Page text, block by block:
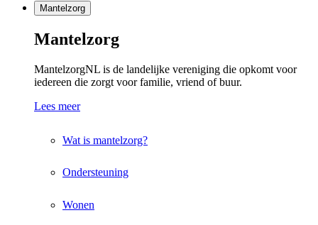
Mantelzorg
Mantelzorg
MantelzorgNL is de landelijke vereniging die opkomt voor
iedereen die zorgt voor familie, vriend of buur.
Lees meer
Wat is mantelzorg?
Ondersteuning
Wonen